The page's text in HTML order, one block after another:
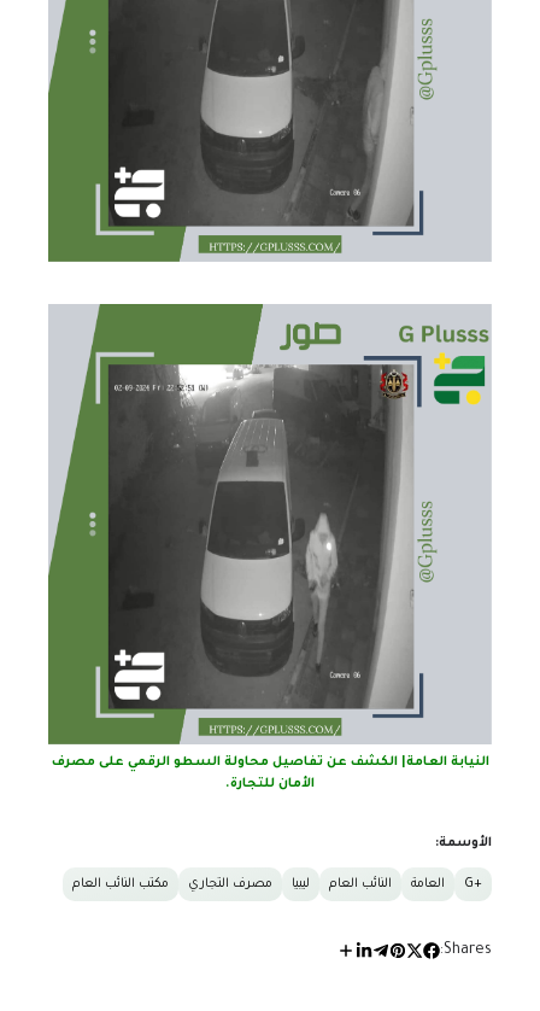
النيابة العامة| الكشف عن تفاصيل محاولة السطو الرقمي على مصرف
الأمان للتجارة.
الأوسمة:
+G العامة النائب العام ليبيا مصرف التجاري مكتب النائب العام
Shares: